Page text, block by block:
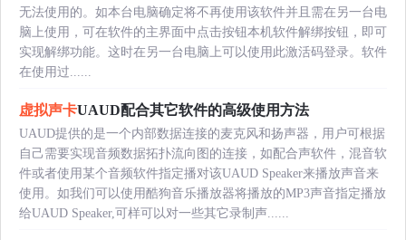
无法使用的。如本台电脑确定将不再使用该软件并且需在另一台电
脑上使用，可在软件的主界面中点击按钮本机软件解绑按钮，即可
实现解绑功能。这时在另一台电脑上可以使用此激活码登录。软件
在使用过......
虚拟声卡UAUD配合其它软件的高级使用方法
UAUD提供的是一个内部数据连接的麦克风和扬声器，用户可根据
自己需要实现音频数据拓扑流向图的连接，如配合声软件，混音软
件或者使用某个音频软件指定播对该UAUD Speaker来播放声音来
使用。如我们可以使用酷狗音乐播放器将播放的MP3声音指定播放
给UAUD Speaker,可样可以对一些其它录制声......